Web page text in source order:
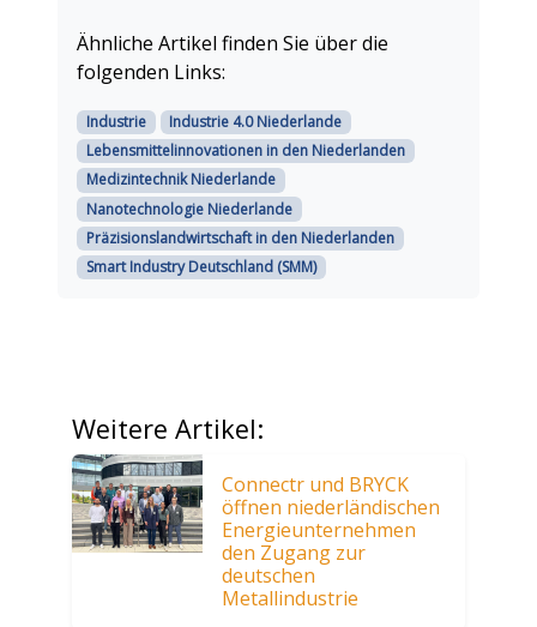
Ähnliche Artikel finden Sie über die
folgenden Links:
Industrie
Industrie 4.0 Niederlande
Lebensmittelinnovationen in den Niederlanden
Medizintechnik Niederlande
Nanotechnologie Niederlande
Präzisionslandwirtschaft in den Niederlanden
Smart Industry Deutschland (SMM)
Weitere Artikel:
Connectr und BRYCK
öffnen niederländischen
Energieunternehmen
den Zugang zur
deutschen
Metallindustrie